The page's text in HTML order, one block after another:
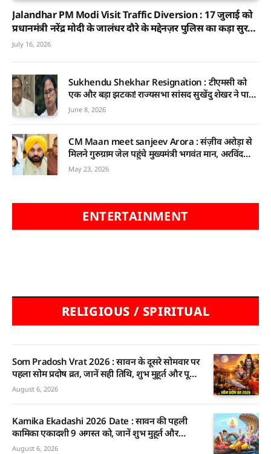
Jalandhar PM Modi Visit Traffic Diversion : 17 जुलाई को
प्रधानमंत्री नरेंद्र मोदी के जालंधर दौरे के मद्देनज़र पुलिस का कड़ा सुरक्षा
प्लान, शहर में इनर-आउटर ट्रैफिक डायवर्जन लागू
July 16, 2026
Sukhendu Shekhar Resignation : टीएमसी को
एक और बड़ा झटका! राज्यसभा सांसद सुखेंदु शेखर ने पार्टी
और संसद दोनों से दिया इस्तीफा
June 8, 2026
CM Maan meet sanjeev Arora : संज़ीव अरोड़ा से
मिलने गुरुग्राम जेल पहुंचे मुख्यमंत्री भगवंत मान, अरविंद
केजरीवाल भी रहे साथ
May 23, 2026
ENTERTAINMENT
RELIGIOUS / SPIRITUAL
Som Pradosh Vrat 2026 : सावन के दूसरे सोमवार पर
पहला सोम प्रदोष व्रत, जानें सही तिथि, शुभ मुहूर्त और पूजा
का महत्व
August 6, 2026
Kamika Ekadashi 2026 Date : सावन की पहली
कामिका एकादशी 9 अगस्त को, जानें शुभ मुहूर्त और
भगवान विष्णु-शिव को प्रसन्न करने के आसान उपाय
August 6, 2026